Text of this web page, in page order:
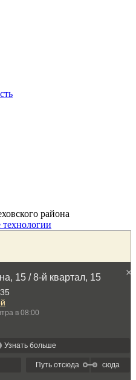
района